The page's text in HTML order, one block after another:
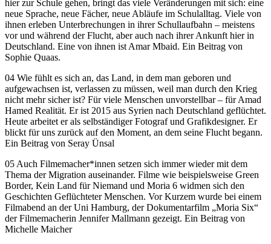
hier zur Schule gehen, bringt das viele Veränderungen mit sich: eine
neue Sprache, neue Fächer, neue Abläufe im Schulalltag. Viele von
ihnen erleben Unterbrechungen in ihrer Schullaufbahn – meistens
vor und während der Flucht, aber auch nach ihrer Ankunft hier in
Deutschland. Eine von ihnen ist Amar Mbaid. Ein Beitrag von
Sophie Quaas.
04 Wie fühlt es sich an, das Land, in dem man geboren und
aufgewachsen ist, verlassen zu müssen, weil man durch den Krieg
nicht mehr sicher ist? Für viele Menschen unvorstellbar – für Amad
Hamed Realität. Er ist 2015 aus Syrien nach Deutschland geflüchtet.
Heute arbeitet er als selbständiger Fotograf und Grafikdesigner. Er
blickt für uns zurück auf den Moment, an dem seine Flucht begann.
Ein Beitrag von Seray Ünsal
05 Auch Filmemacher*innen setzen sich immer wieder mit dem
Thema der Migration auseinander. Filme wie beispielsweise Green
Border, Kein Land für Niemand und Moria 6 widmen sich den
Geschichten Geflüchteter Menschen. Vor Kurzem wurde bei einem
Filmabend an der Uni Hamburg, der Dokumentarfilm „Moria Six“
der Filmemacherin Jennifer Mallmann gezeigt. Ein Beitrag von
Michelle Maicher